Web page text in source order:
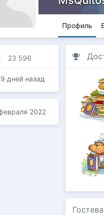
Профиль
23 596
9 дней назад
2022